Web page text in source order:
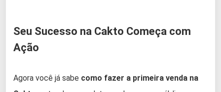
Seu Sucesso na Cakto Começa com
Ação
Agora você já sabe como fazer a primeira venda na